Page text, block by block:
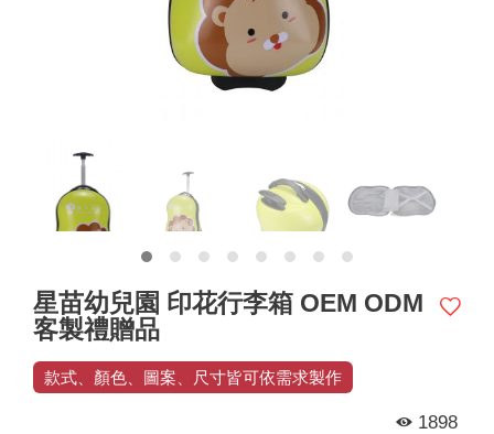
星苗幼兒園 印花行李箱 OEM ODM
客製禮贈品
款式、顏色、圖案、尺寸皆可依需求製作
1898